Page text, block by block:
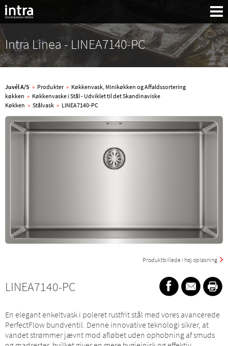
Intra Linea - LINEA7140-PC
Juvél A/S » Produkter » Køkkenvask, Minikøkken og Affaldssortering
køkken » Køkkenvaske i Stål - Udviklet til det Skandinaviske
Køkken » Stålvask » LINEA7140-PC
Produktbillede i høj opløsning
LINEA7140-PC
En elegant enkeltvask i poleret rustfrit stål med vores avancerede
PerfectFlow bundventil. Denne innovative teknologi sikrer, at
vandet strømmer jævnt mod afløbet uden ophobning af smuds